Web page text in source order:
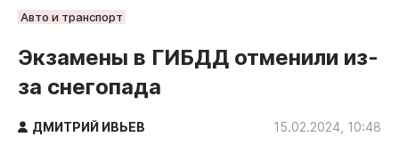
РУБРИКИ
Статьи
Народные новости
Авто и транспорт
Экзамены в ГИБДД отменили из-
за снегопада
ДМИТРИЙ ИВЬЕВ 15.02.2024, 10:48